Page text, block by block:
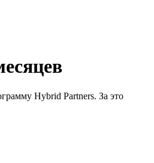
Hybrid Partners. За это